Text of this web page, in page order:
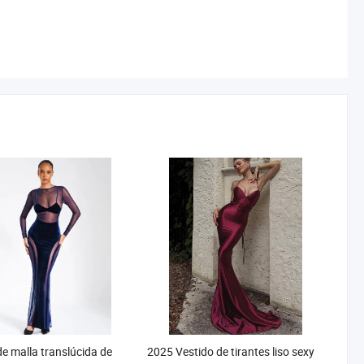
malla translúcida de
moda sexy para
2025 Vestido de tirantes liso sexy
de primavera verano